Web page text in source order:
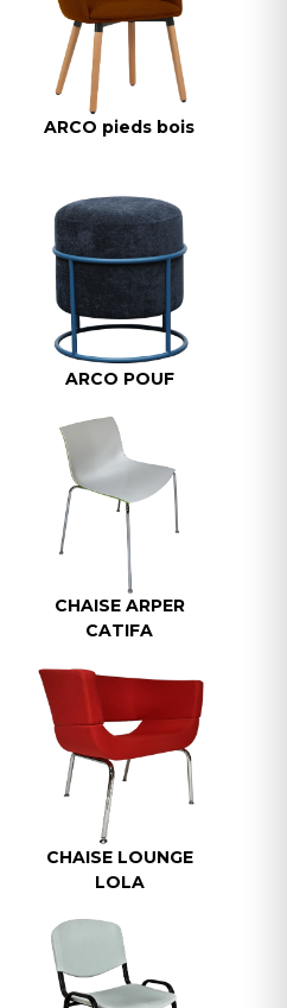
ARCO pieds bois
ARCO POUF
CHAISE ARPER
CATIFA
CHAISE LOUNGE
LOLA